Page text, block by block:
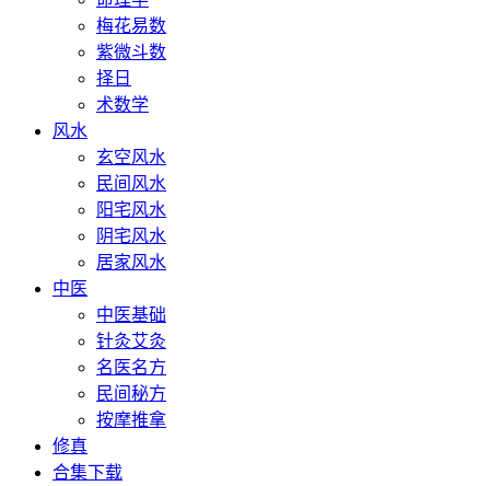
梅花易数
紫微斗数
择日
术数学
风水
玄空风水
民间风水
阳宅风水
阴宅风水
居家风水
中医
中医基础
针灸艾灸
名医名方
民间秘方
按摩推拿
修真
合集下载